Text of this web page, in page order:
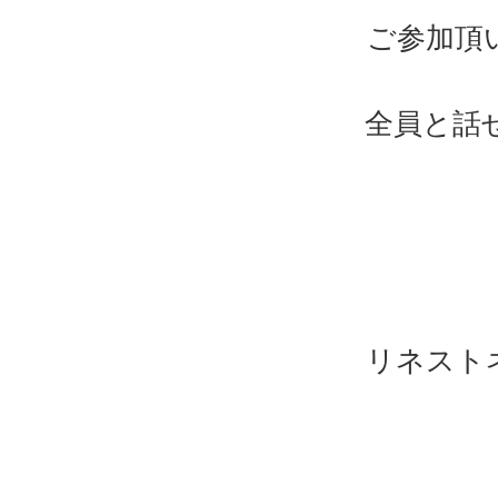
ご参加頂
全員と話
リネスト